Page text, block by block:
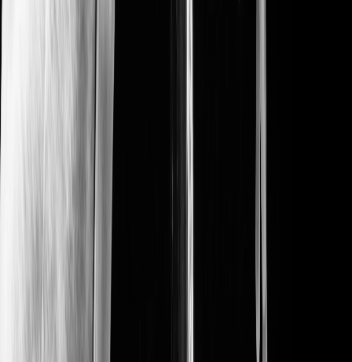
Un pricing 100% transparent
Une billetterie opérationnelle en quelques
Créez votre événement et vendez vos premiers billets en quelques